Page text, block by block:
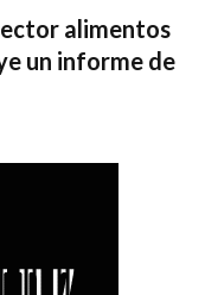
alimentos
un informe de